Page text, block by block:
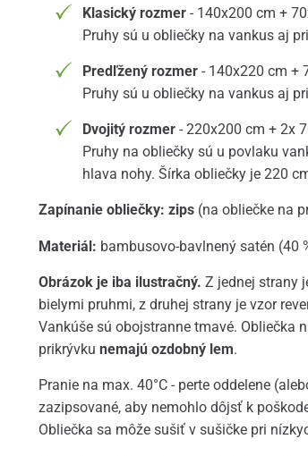
Klasický rozmer- 140x200 cm +
Pruhy sú u obliečky na vankus aj
Predľžený rozmer- 140x220 cm +
Pruhy sú u obliečky na vankus aj
Dvojitý rozmer- 220x200 cm + 2x
Pruhy na obliečky sú u povlaku
hlava nohy. Šírka obliečky je 220
Zapínanie obliečky: zips(na obliečke na
Materiál: bambusovo-bavlnený satén (40
Obrázok je iba ilustračný. Z jednej strany
bielymi pruhmi, z druhej strany je vzor
Vankúše sú obojstranne tmavé. Obliečka
prikrývku nemajú ozdobný lem.
Pranie na max. 40°C - perte oddelene
zazipsované, aby nemohlo dôjsť k
Obliečka sa môže sušiť v sušičke pri